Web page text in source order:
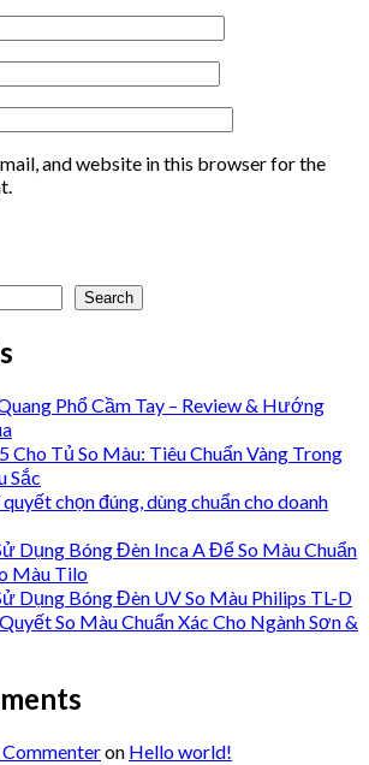
and website in this browser for the
Search
Phổ Cầm Tay – Review & Hướng
Cho Tủ So Màu: Tiêu Chuẩn Vàng Trong
Sắc
chọn đúng, dùng chuẩn cho doanh
Dụng Bóng Đèn Inca A Để So Màu Chuẩn
Màu Tilo
Dụng Bóng Đèn UV So Màu Philips TL-D
So Màu Chuẩn Xác Cho Ngành Sơn &
on Hello world!